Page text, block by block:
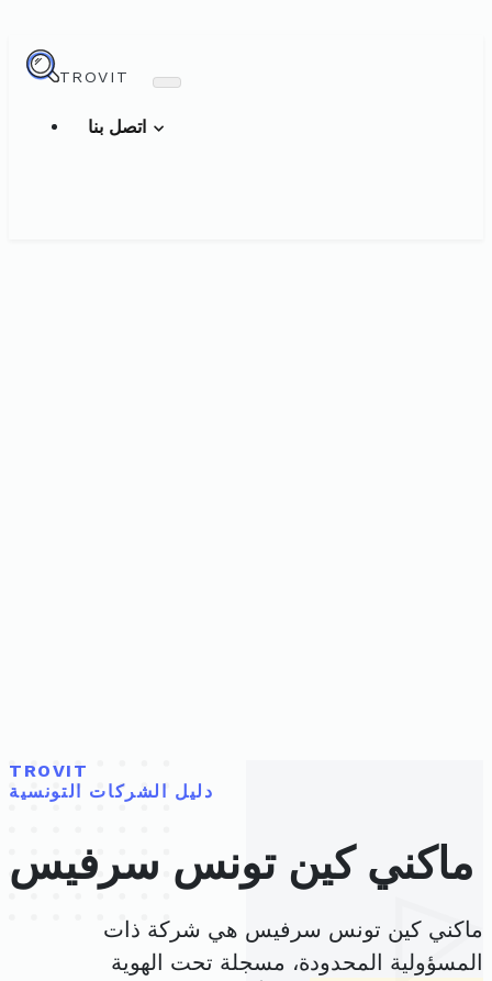
TROVIT
TROVIT
دليل الشركات التونسية
ماكني كين تونس سرفيس
ماكني كين تونس سرفيس هي شركة ذات
المسؤولية المحدودة، مسجلة تحت الهوية